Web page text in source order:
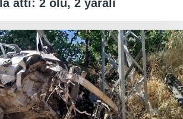
attı: 2 ölü, 2 yaralı